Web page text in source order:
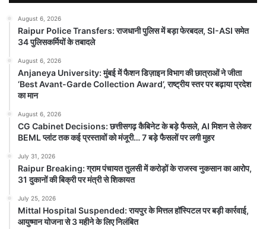
Anjaneya University: मुंबई में फैशन
डिज़ाइन विभाग की छात्राओं ने जीता ‘Best
Avant-Garde Collection Award’,
August 6, 2026
Anjaneya University रायपुर। आंजनेय विश्वविद्यालय के
फैशन डिज़ाइन विभाग की छात्राओं ने राष्ट्रीय स्तर पर अपनी
Read Story
August 6, 2026
Raipur Police Transfers: राजधानी पुलिस में बड़ा फेरबदल, SI-ASI समेत
34 पुलिसकर्मियों के तबादले
August 6, 2026
Anjaneya University: मुंबई में फैशन डिज़ाइन विभाग की छात्राओं ने जीता
‘Best Avant-Garde Collection Award’, राष्ट्रीय स्तर पर बढ़ाया प्रदेश
का मान
August 6, 2026
CG Cabinet Decisions: छत्तीसगढ़ कैबिनेट के बड़े फैसले, AI मिशन से लेकर
BEML प्लांट तक कई प्रस्तावों को मंजूरी… 7 बड़े फैसलों पर लगी मुहर
July 31, 2026
Raipur Breaking: ग्राम पंचायत तुलसी में करोड़ों के राजस्व नुकसान का आरोप,
31 दुकानों की बिक्री पर मंत्री से शिकायत
July 25, 2026
Mittal Hospital Suspended: रायपुर के मित्तल हॉस्पिटल पर बड़ी कार्रवाई,
आयुष्मान योजना से 3 महीने के लिए निलंबित